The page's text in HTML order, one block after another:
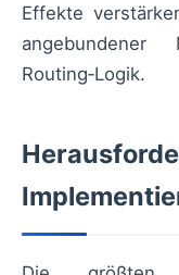
Effekte
Routing‑Logik.